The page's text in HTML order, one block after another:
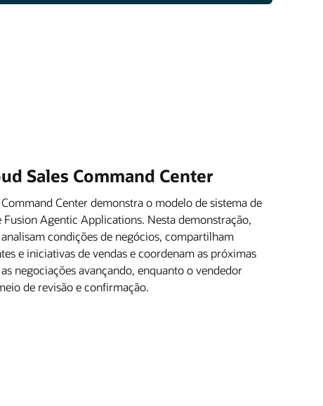
Sales Command Center
Center demonstra o modelo de sistema de
Agentic Applications. Nesta demonstração,
condições de negócios, compartilham
e iniciativas de vendas e coordenam as próximas
negociações avançando, enquanto o vendedor
de revisão e confirmação.